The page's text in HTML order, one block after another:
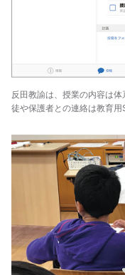
反田教諭は、授業の内容は
徒や保護者との連絡は教育用